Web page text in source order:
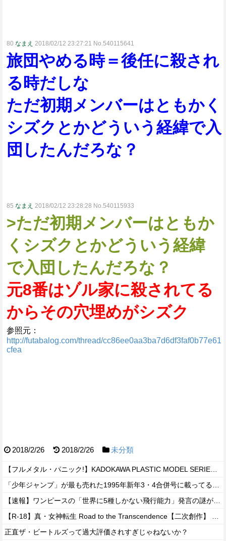
80 なまえ 2018/02/12 23:27:21 No.540115641
旅団やめる時＝後任に殺され
る時だしな
ただ初期メンバーはともかく
シズクとかどういう経緯で入
団したんだろな？
85 なまえ 2018/02/12 23:28:28 No.540115933
>ただ初期メンバーはともか
くシズクとかどういう経緯
で入団したんだろな？
元8番はゾル家に殺されてる
からその穴埋めがシズク
参照元：
http://futabalog.com/thread/cc86ee0aa3ba7d6df3faf0b77e61
cfea
2018/2/26 2018/2/26 未分類
正直ザ・ビートルズって過大評価されすぎじゃねないか？